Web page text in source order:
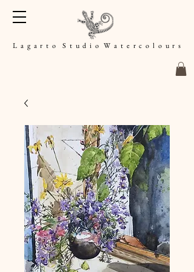
L a g a r t o S t u d i o W a t e r c o l o u r s